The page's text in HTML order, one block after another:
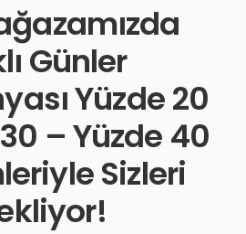
Günler
Yüzde 20
– Yüzde 40
Sizleri